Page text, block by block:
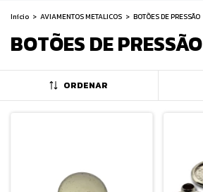
Início > AVIAMENTOS METALICOS > BOTÕES DE PRESSÃO
BOTÕES DE PRESSÃO
ORDENAR